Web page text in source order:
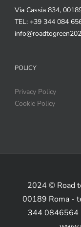
Via Cassia 834,
TEL: +39 344 084
POLICY
Privacy Policy
Cookie Policy
2024 © Road
00189 Roma -
344 0846564